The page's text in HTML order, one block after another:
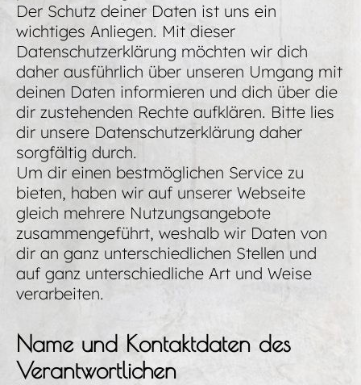
Der Schutz deiner Daten ist uns ein
wichtiges Anliegen. Mit dieser
Datenschutzerklärung möchten wir dich
daher ausführlich über unseren Umgang mit
deinen Daten informieren und dich über die
dir zustehenden Rechte aufklären. Bitte lies
dir unsere Datenschutzerklärung daher
sorgfältig durch.
Um dir einen bestmöglichen Service zu
bieten, haben wir auf unserer Webseite
gleich mehrere Nutzungsangebote
zusammengeführt, weshalb wir Daten von
dir an ganz unterschiedlichen Stellen und
auf ganz unterschiedliche Art und Weise
verarbeiten.
Name und Kontaktdaten des
Verantwortlichen